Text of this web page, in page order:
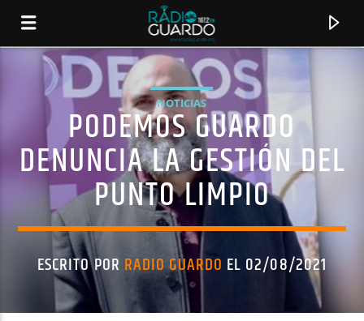
CANCIÓN ACTUAL
NOTICIAS
PODEMOS GUARDO
DENUNCIA LA GESTIÓN DEL
PUNTO LIMPIO
ESCRITO POR RADIO GUARDO EL 02/08/2021